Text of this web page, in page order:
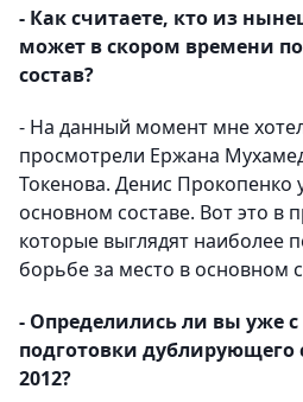
- Как считаете, кто из
может в скором времени
состав?
- На данный момент мне
просмотрели Ержана
Токенова. Денис Прокопенко
основном составе. Вот это в
которые выглядят наиболее
борьбе за место в основном
- Определились ли вы уже
подготовки дублирующего
2012?